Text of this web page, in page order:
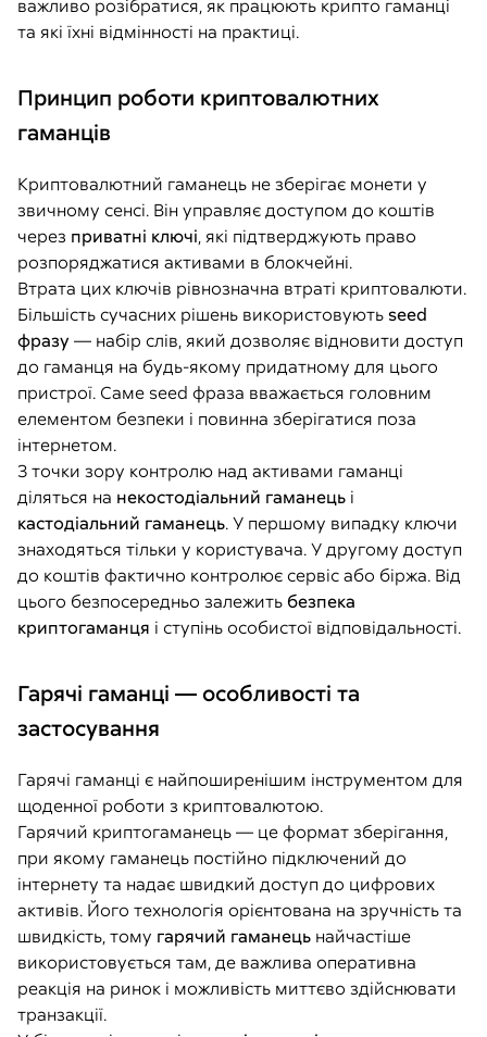
важливо розібратися, як працюють крипто гаманці
та які їхні відмінності на практиці.
Принцип роботи криптовалютних
гаманців
Криптовалютний гаманець не зберігає монети у
звичному сенсі. Він управляє доступом до коштів
через приватні ключі, які підтверджують право
розпоряджатися активами в блокчейні.
Втрата цих ключів рівнозначна втраті криптовалюти.
Більшість сучасних рішень використовуютьseed
фразу — набір слів, який дозволяє відновити доступ
до гаманця на будь-якому придатному для цього
пристрої. Саме seed фраза вважається головним
елементом безпеки і повинна зберігатися поза
інтернетом.
З точки зору контролю над активами гаманці
діляться на некостодіальний гаманець і
кастодіальний гаманець. У першому випадку ключи
знаходяться тільки у користувача. У другому доступ
до коштів фактично контролює сервіс або біржа. Від
цього безпосередньо залежить безпека
криптогаманця і ступінь особистої відповідальності.
Гарячі гаманці — особливості та
застосування
Гарячі гаманці є найпоширенішим інструментом для
щоденної роботи з криптовалютою.
Гарячий криптогаманець — це формат зберігання,
при якому гаманець постійно підключений до
інтернету та надає швидкий доступ до цифрових
активів. Його технологія орієнтована на зручність та
швидкість, тому гарячий гаманець найчастіше
використовується там, де важлива оперативна
реакція на ринок і можливість миттєво здійснювати
транзакції.